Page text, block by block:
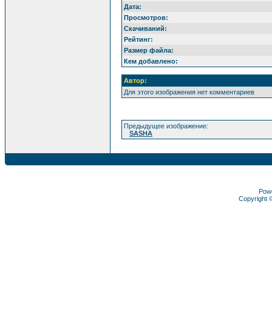
Дата:
Просмотров:
Скачиваний:
Рейтинг:
Размер файла:
Кем добавлено:
Автор:
Для этого изображения нет комментариев
Предыдущее изображение:
SASHA
Copyright